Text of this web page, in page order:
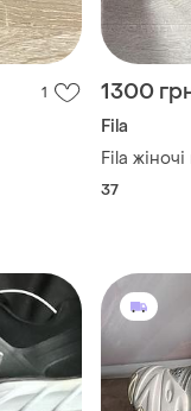
1 1300
Fila
Fila
37